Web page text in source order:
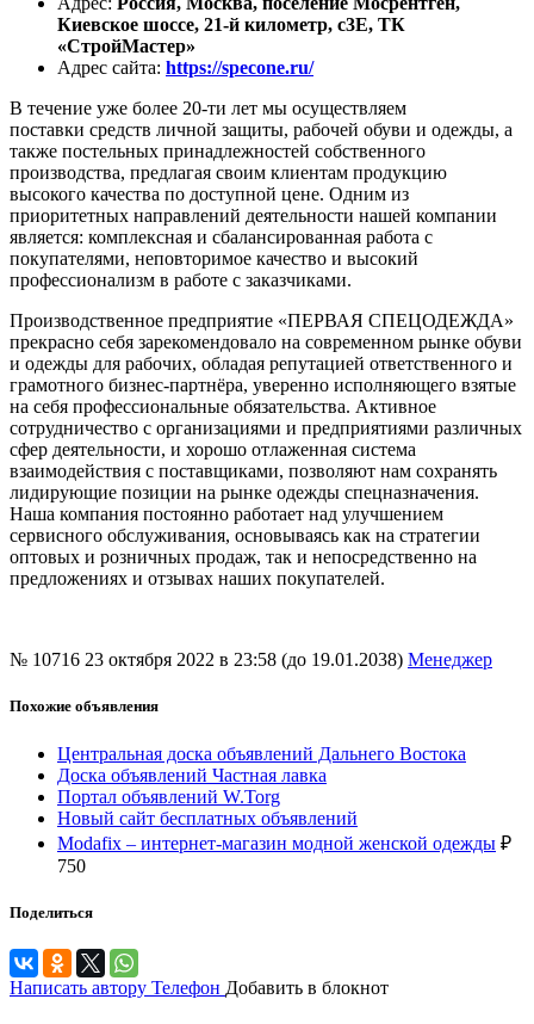
Киевское шоссе, 21-й километр, с3Е, ТК
«СтройМастер»
Адрес сайта: https://specone.ru/
В течение уже более 20-ти лет мы осуществляем
поставки средств личной защиты, рабочей обуви и одежды, а
также постельных принадлежностей собственного
производства, предлагая своим клиентам продукцию
высокого качества по доступной цене. Одним из
приоритетных направлений деятельности нашей компании
является: комплексная и сбалансированная работа с
покупателями, неповторимое качество и высокий
профессионализм в работе с заказчиками.
Производственное предприятие «ПЕРВАЯ СПЕЦОДЕЖДА»
прекрасно себя зарекомендовало на современном рынке обуви
и одежды для рабочих, обладая репутацией ответственного и
грамотного бизнес-партнёра, уверенно исполняющего взятые
на себя профессиональные обязательства. Активное
сотрудничество с организациями и предприятиями различных
сфер деятельности, и хорошо отлаженная система
взаимодействия с поставщиками, позволяют нам сохранять
лидирующие позиции на рынке одежды спецназначения.
Наша компания постоянно работает над улучшением
сервисного обслуживания, основываясь как на стратегии
оптовых и розничных продаж, так и непосредственно на
предложениях и отзывах наших покупателей.
№ 10716 23 октября 2022 в 23:58 (до 19.01.2038) Менеджер
Похожие объявления
Центральная доска объявлений Дальнего Востока
Доска объявлений Частная лавка
Портал объявлений W.Torg
Новый сайт бесплатных объявлений
Modafix – интернет-магазин модной женской одежды ₽
750
Поделиться
Написать автору Телефон Добавить в блокнот